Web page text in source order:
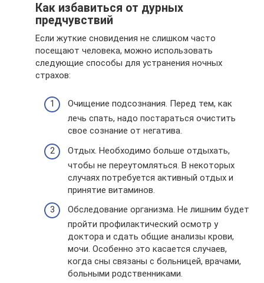
Как избавиться от дурных
предчувствий
Если жуткие сновидения не слишком часто
посещают человека, можно использовать
следующие способы для устранения ночных
страхов:
Очищение подсознания. Перед тем, как
лечь спать, надо постараться очистить
свое сознание от негатива.
Отдых. Необходимо больше отдыхать,
чтобы не переутомляться. В некоторых
случаях потребуется активный отдых и
принятие витаминов.
Обследование организма. Не лишним будет
пройти профилактический осмотр у
доктора и сдать общие анализы крови,
мочи. Особенно это касается случаев,
когда сны связаны с больницей, врачами,
больными родственниками.